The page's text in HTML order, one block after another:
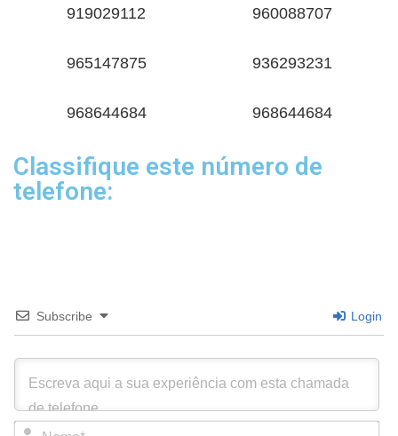
919029112 960088707
965147875 936293231
968644684 968644684
Classifique este número de
telefone:
Subscribe Login
N